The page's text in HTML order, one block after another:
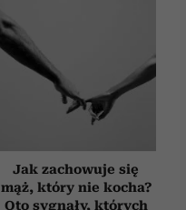
Jak zachowuje się
mąż, który nie kocha?
Oto sygnały, których